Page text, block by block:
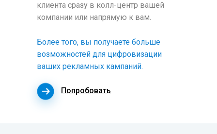
клиента сразу в колл-центр вашей
компании или напрямую к вам.
Более того, вы получаете больше
возможностей для цифровизации
ваших рекламных кампаний.
Попробовать